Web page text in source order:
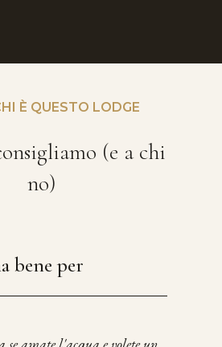
È QUESTO LODGE
(e a chi
no)
bene per